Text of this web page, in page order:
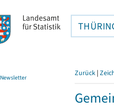
Newsletter Zurück |